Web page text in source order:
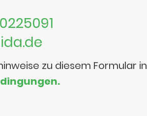
zu diesem Formular